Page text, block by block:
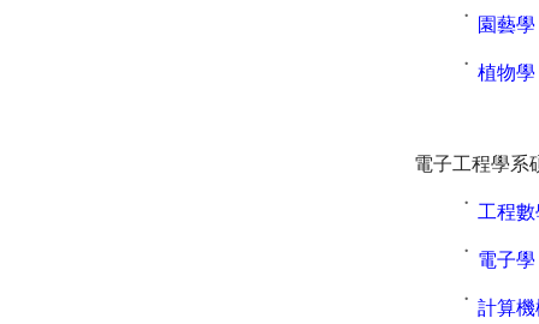
˙ 園藝學
˙ 植物學
電子工程學系
˙ 工程
˙ 電子學
˙ 計算